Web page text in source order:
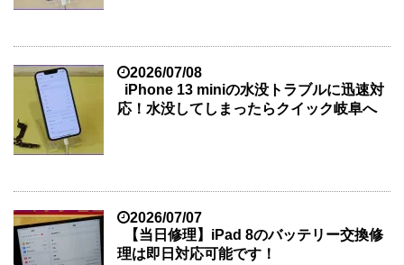
2026/07/08
iPhone 13 miniの水没トラブルに迅速対
応！水没してしまったらクイック岐阜へ
2026/07/07
【当日修理】iPad 8のバッテリー交換修
理は即日対応可能です！